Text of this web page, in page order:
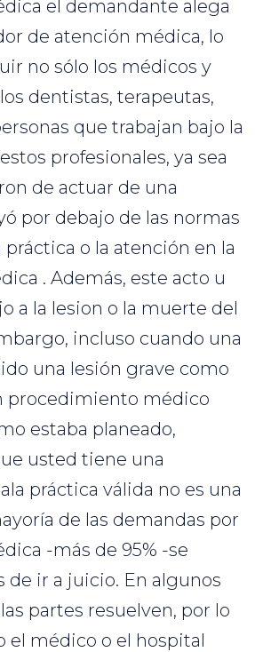
el demandante alega
de atención médica, lo
no sólo los médicos y
dentistas, terapeutas,
que trabajan bajo la
profesionales, ya sea
de actuar de una
por debajo de las normas
práctica o la atención en la
. Además, este acto u
a la lesion o la muerte del
incluso cuando una
una lesión grave como
procedimiento médico
estaba planeado,
usted tiene una
práctica válida no es una
de las demandas por
-más de 95% -se
de ir a juicio. En algunos
partes resuelven, por lo
el médico o el hospital